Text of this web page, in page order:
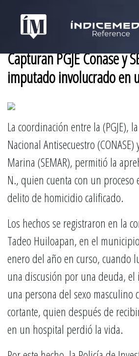
Capturan PGJE Conase y
imputado involucrado en
La coordinación entre la (PGJE),
Nacional Antisecuestro
Marina (SEMAR), permitió la
N., quien cuenta con un proceso
delito de homicidio calificado.
Los hechos se registraron en la
Tadeo Huiloapan, en el
enero del año en curso, cuando
una discusión por una deuda,
una persona del sexo masculino
cortante, quien después de
en un hospital perdió la vida.